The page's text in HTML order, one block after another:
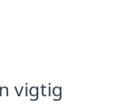
vigtig